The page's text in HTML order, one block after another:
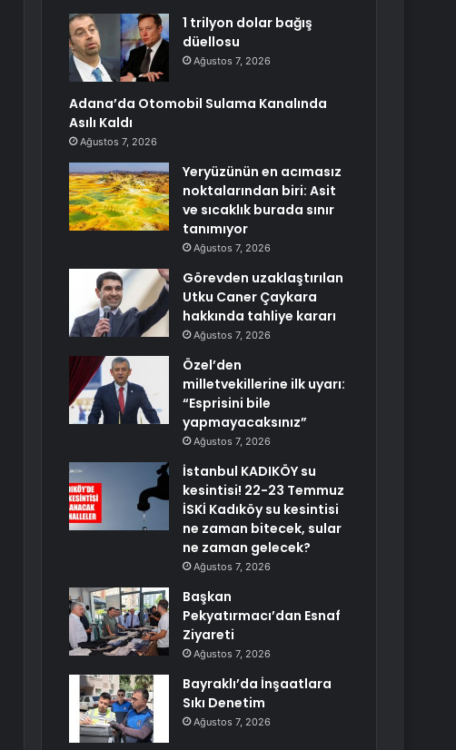
1 trilyon dolar bağış
düellosu
Ağustos 7, 2026
Adana’da Otomobil Sulama Kanalında
Asılı Kaldı
Ağustos 7, 2026
Yeryüzünün en acımasız
noktalarından biri: Asit
ve sıcaklık burada sınır
tanımıyor
Ağustos 7, 2026
Görevden uzaklaştırılan
Utku Caner Çaykara
hakkında tahliye kararı
Ağustos 7, 2026
Özel’den
milletvekillerine ilk uyarı:
“Esprisini bile
yapmayacaksınız”
Ağustos 7, 2026
İstanbul KADIKÖY su
kesintisi! 22-23 Temmuz
İSKİ Kadıköy su kesintisi
ne zaman bitecek, sular
ne zaman gelecek?
Ağustos 7, 2026
Başkan
Pekyatırmacı’dan Esnaf
Ziyareti
Ağustos 7, 2026
Bayraklı’da İnşaatlara
Sıkı Denetim
Ağustos 7, 2026